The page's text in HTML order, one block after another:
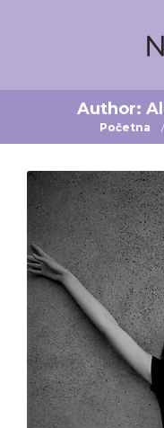
Author:
Početna